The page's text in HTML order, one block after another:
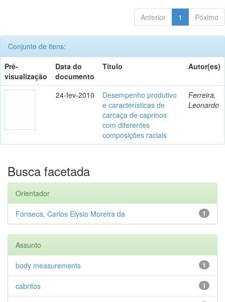
Anterior 1 Póximo
Conjunto de itens:
Pré-
visualização
Data do
documento
Título Autor(es)
24-fev-2010
Desempenho produtivo
e características de
carcaça de caprinos
com diferentes
composições raciais
Ferreira,
Leonardo
Busca facetada
Orientador
1
Fonseca, Carlos Elysio Moreira da
Assunto
1
body measurements
1
cabritos